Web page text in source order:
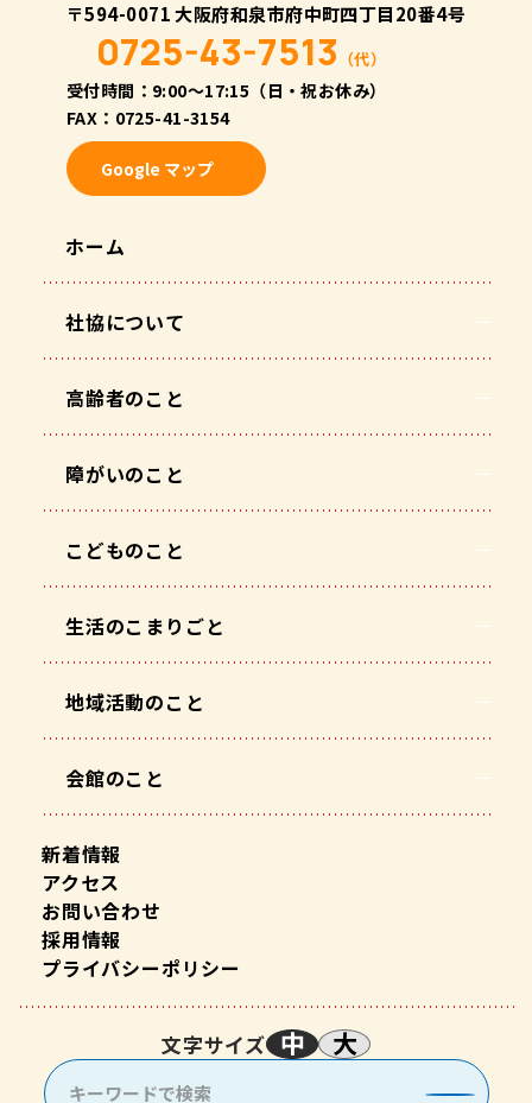
〒594-0071 大阪府和泉市府中町四丁目20番4号
0725-43-7513 （代）
受付時間：9:00〜17:15（日・祝お休み）
FAX：0725-41-3154
Google マップ
ホーム
社協について
高齢者のこと
障がいのこと
こどものこと
生活のこまりごと
地域活動のこと
会館のこと
新着情報
アクセス
お問い合わせ
採用情報
プライバシーポリシー
文字サイズ 中 大